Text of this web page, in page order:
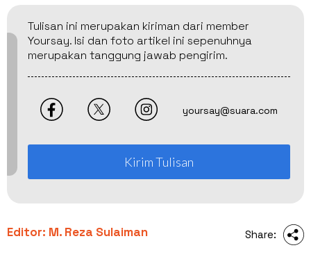
Tulisan ini merupakan kiriman dari member
Yoursay. Isi dan foto artikel ini sepenuhnya
merupakan tanggung jawab pengirim.
yoursay@suara.com
Kirim Tulisan
Editor: M. Reza Sulaiman Share: